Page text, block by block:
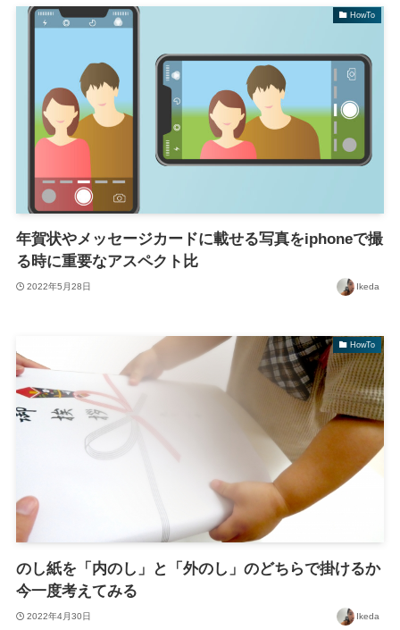
HowTo
年賀状やメッセージカードに載せる写真をiphoneで撮
る時に重要なアスペクト比
2022年5月28日 Ikeda
HowTo
のし紙を「内のし」と「外のし」のどちらで掛けるか
今一度考えてみる
2022年4月30日 Ikeda